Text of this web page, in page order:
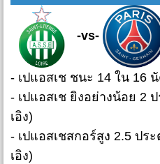
-vs-
- เปแอสเช ชนะ 14 ใน 16
- เปแอสเช ยิงอย่างน้อย 2
เอิง)
- เปแอสเชสกอร์สูง 2.5 ปร
เอิง)